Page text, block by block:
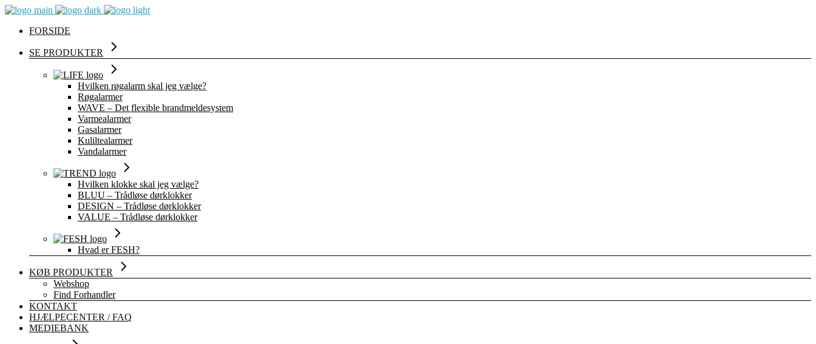
FORSIDE
SE PRODUKTER
Hvilken røgalarm skal jeg vælge?
Røgalarmer
WAVE – Det flexible brandmeldesystem
Varmealarmer
Gasalarmer
Kuliltealarmer
Vandalarmer
Hvilken klokke skal jeg vælge?
BLUU – Trådløse dørklokker
DESIGN – Trådløse dørklokker
VALUE – Trådløse dørklokker
Hvad er FESH?
KØB PRODUKTER
Webshop
Find Forhandler
KONTAKT
HJÆLPECENTER / FAQ
MEDIEBANK